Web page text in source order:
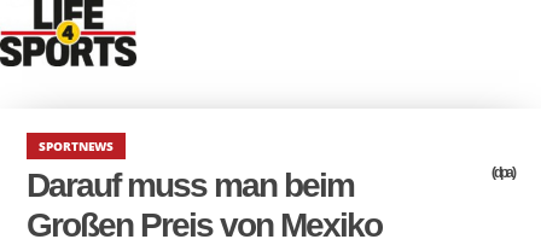
SPORTNEWS
Darauf muss man beim
Großen Preis von Mexiko
(dpa)